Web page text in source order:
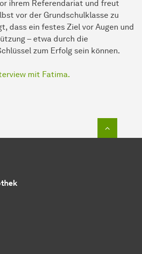
ihrem Referendariat und freut
vor der Grundschulklasse zu
dass ein festes Ziel vor Augen und
– etwa durch die
zum Erfolg sein können.
mit Fatima.